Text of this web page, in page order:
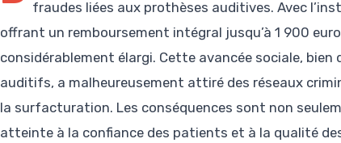
fraudes liées aux prothèses auditives. Avec
offrant un remboursement intégral jusqu’à 1 900
considérablement élargi. Cette avancée sociale, bien
auditifs, a malheureusement attiré des réseaux
la surfacturation. Les conséquences sont non
atteinte à la confiance des patients et à la qualité